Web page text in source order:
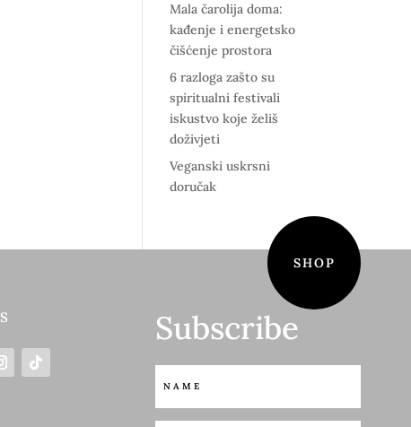
Mala čarolija doma:
kađenje i energetsko
čišćenje prostora
6 razloga zašto su
spiritualni festivali
iskustvo koje želiš
doživjeti
Veganski uskrsni
doručak
SHOP
Subscribe